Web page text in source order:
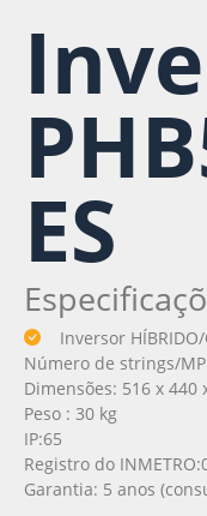
ES
Inversor
Número de strings/
Dimensões: 516 x 440
Peso : 30 kg
IP:65
Registro do
Garantia: 5 anos